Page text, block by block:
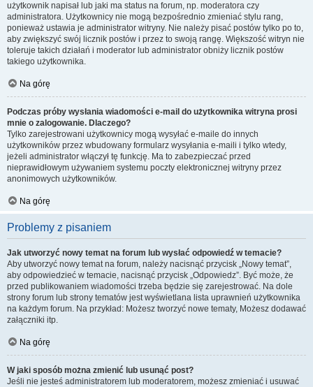
użytkownik napisał lub jaki ma status na forum, np. moderatora czy
administratora. Użytkownicy nie mogą bezpośrednio zmieniać stylu rang,
ponieważ ustawia je administrator witryny. Nie należy pisać postów tylko po to,
aby zwiększyć swój licznik postów i przez to swoją rangę. Większość witryn nie
toleruje takich działań i moderator lub administrator obniży licznik postów
takiego użytkownika.
Na górę
Podczas próby wysłania wiadomości e-mail do użytkownika witryna prosi
mnie o zalogowanie. Dlaczego?
Tylko zarejestrowani użytkownicy mogą wysyłać e-maile do innych
użytkowników przez wbudowany formularz wysyłania e-maili i tylko wtedy,
jeżeli administrator włączył tę funkcję. Ma to zabezpieczać przed
nieprawidłowym używaniem systemu poczty elektronicznej witryny przez
anonimowych użytkowników.
Na górę
Problemy z pisaniem
Jak utworzyć nowy temat na forum lub wysłać odpowiedź w temacie?
Aby utworzyć nowy temat na forum, należy nacisnąć przycisk „Nowy temat”,
aby odpowiedzieć w temacie, nacisnąć przycisk „Odpowiedz”. Być może, że
przed publikowaniem wiadomości trzeba będzie się zarejestrować. Na dole
strony forum lub strony tematów jest wyświetlana lista uprawnień użytkownika
na każdym forum. Na przykład: Możesz tworzyć nowe tematy, Możesz dodawać
załączniki itp.
Na górę
W jaki sposób można zmienić lub usunąć post?
Jeśli nie jesteś administratorem lub moderatorem, możesz zmieniać i usuwać